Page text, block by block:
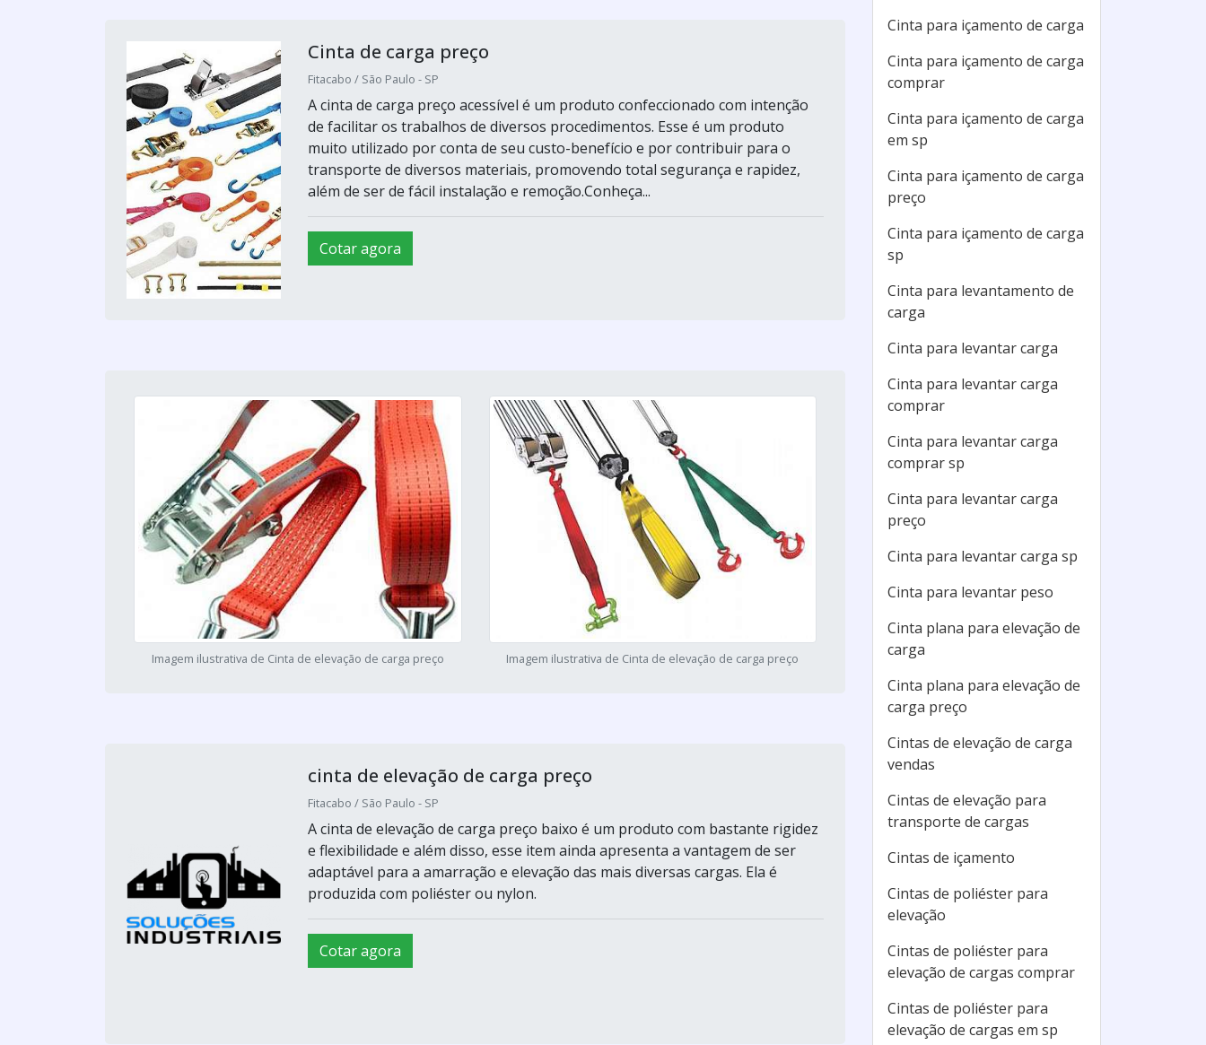
Cinta de carga preço
Fitacabo / São Paulo - SP
A cinta de carga preço acessível é um produto confeccionado com intenção
de facilitar os trabalhos de diversos procedimentos. Esse é um produto
muito utilizado por conta de seu custo-benefício e por contribuir para o
transporte de diversos materiais, promovendo total segurança e rapidez,
além de ser de fácil instalação e remoção.Conheça...
Cotar agora
Imagem ilustrativa de Cinta de elevação de carga preço Imagem ilustrativa de Cinta de elevação de carga preço
cinta de elevação de carga preço
Fitacabo / São Paulo - SP
A cinta de elevação de carga preço baixo é um produto com bastante rigidez
e flexibilidade e além disso, esse item ainda apresenta a vantagem de ser
adaptável para a amarração e elevação das mais diversas cargas. Ela é
produzida com poliéster ou nylon.
Cotar agora
Cinta para içamento de carga
Cinta para içamento de carga
comprar
Cinta para içamento de carga
em sp
Cinta para içamento de carga
preço
Cinta para içamento de carga
sp
Cinta para levantamento de
carga
Cinta para levantar carga
Cinta para levantar carga
comprar
Cinta para levantar carga
comprar sp
Cinta para levantar carga
preço
Cinta para levantar carga sp
Cinta para levantar peso
Cinta plana para elevação de
carga
Cinta plana para elevação de
carga preço
Cintas de elevação de carga
vendas
Cintas de elevação para
transporte de cargas
Cintas de içamento
Cintas de poliéster para
elevação
Cintas de poliéster para
elevação de cargas comprar
Cintas de poliéster para
elevação de cargas em sp